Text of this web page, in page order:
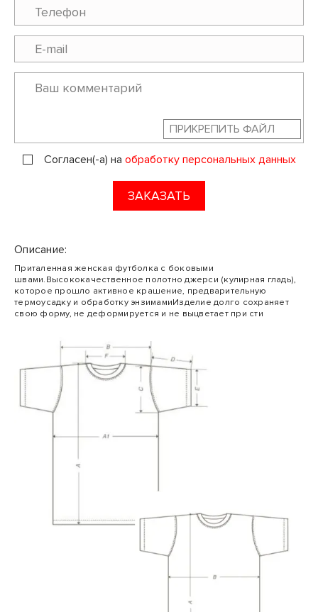
ПРИКРЕПИТЬ ФАЙЛ
Согласен(-а) на обработку персональных данных
ЗАКАЗАТЬ
Описание:
Приталенная женская футболка с боковыми
швами.Высококачественное полотно джерси (кулирная гладь),
которое прошло активное крашение, предварительную
термоусадку и обработку энзимамиИзделие долго сохраняет
свою форму, не деформируется и не выцветает при сти